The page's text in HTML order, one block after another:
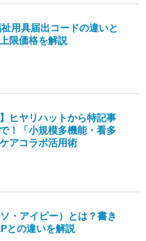
用具届出コードの違いと
限価格を解説
ヒヤリハットから特記事
！「小規模多機能・看多
アコラボ活用術
・アイピー）とは？書き
との違いを解説